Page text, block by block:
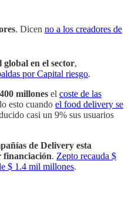
. Dicen no a los creadores de
en el sector,
por Capital riesgo.
millones el coste de las
esto cuando el food delivery se
casi un 9% sus usuarios
de Delivery esta
financiación. Zepto recauda $
$ 1.4 mil millones.